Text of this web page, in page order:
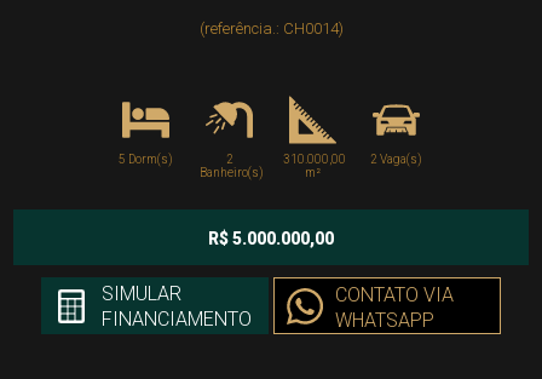
(referência.: CH0014)
5 Dorm(s)
2
Banheiro(s)
310.000,00
m²
2 Vaga(s)
R$ 5.000.000,00
SIMULAR
FINANCIAMENTO
CONTATO VIA
WHATSAPP